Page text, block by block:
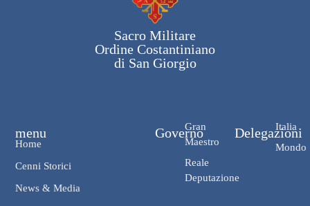
Sacro Militare
Ordine Costantiniano
di San Giorgio
Governo
Gran
Maestro
Reale
Deputazione
Delegazioni
Italia
Mondo
menu
Home
Cenni Storici
News & Media